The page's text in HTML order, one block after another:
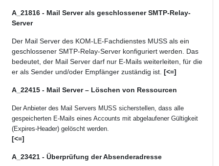
A_21816 - Mail Server als geschlossener SMTP-Relay-
Server
Der Mail Server des KOM-LE-Fachdienstes MUSS als ein
geschlossener SMTP-Relay-Server konfiguriert werden. Das
bedeutet, der Mail Server darf nur E-Mails weiterleiten, für die
er als Sender und/oder Empfänger zuständig ist. [<=]
A_22415 - Mail Server – Löschen von Ressourcen
Der Anbieter des Mail Servers MUSS sicherstellen, dass alle
gespeicherten E-Mails eines Accounts mit abgelaufener Gültigkeit
(Expires-Header) gelöscht werden.
[<=]
A_23421 - Überprüfung der Absenderadresse